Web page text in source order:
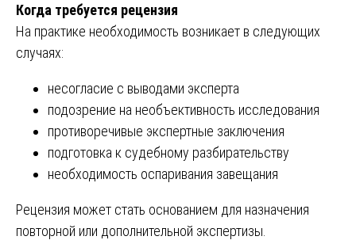
Когда требуется рецензия
На практике необходимость возникает в следующих
случаях:
несогласие с выводами эксперта
подозрение на необъективность исследования
противоречивые экспертные заключения
подготовка к судебному разбирательству
необходимость оспаривания завещания
Рецензия может стать основанием для назначения
повторной или дополнительной экспертизы.